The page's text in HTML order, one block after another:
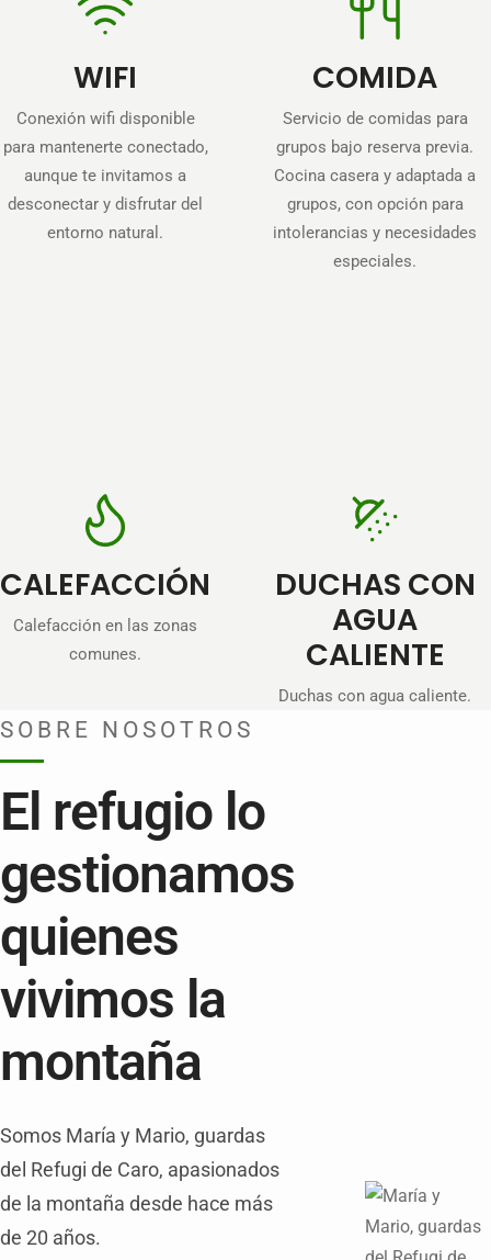
WIFI
Conexión wifi disponible
para mantenerte conectado,
aunque te invitamos a
desconectar y disfrutar del
entorno natural.
COMIDA
Servicio de comidas para
grupos bajo reserva previa.
Cocina casera y adaptada a
grupos, con opción para
intolerancias y necesidades
especiales.
CALEFACCIÓN
Calefacción en las zonas
comunes.
DUCHAS CON
AGUA
CALIENTE
Duchas con agua caliente.
SOBRE NOSOTROS
El refugio lo
gestionamos
quienes
vivimos la
montaña
Somos María y Mario, guardas
del Refugi de Caro, apasionados
de la montaña desde hace más
de 20 años.